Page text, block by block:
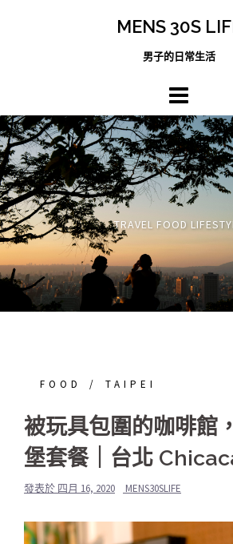
MENS 30S
男子的日常生活
TRAVEL FOOD
FOOD TAIPEI
被玩具包圍的咖啡館
堡套餐｜台北
發表於 四月 16, 2020 MENS30SLIFE